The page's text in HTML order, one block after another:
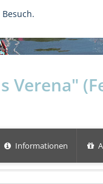
Verena"
Informationen